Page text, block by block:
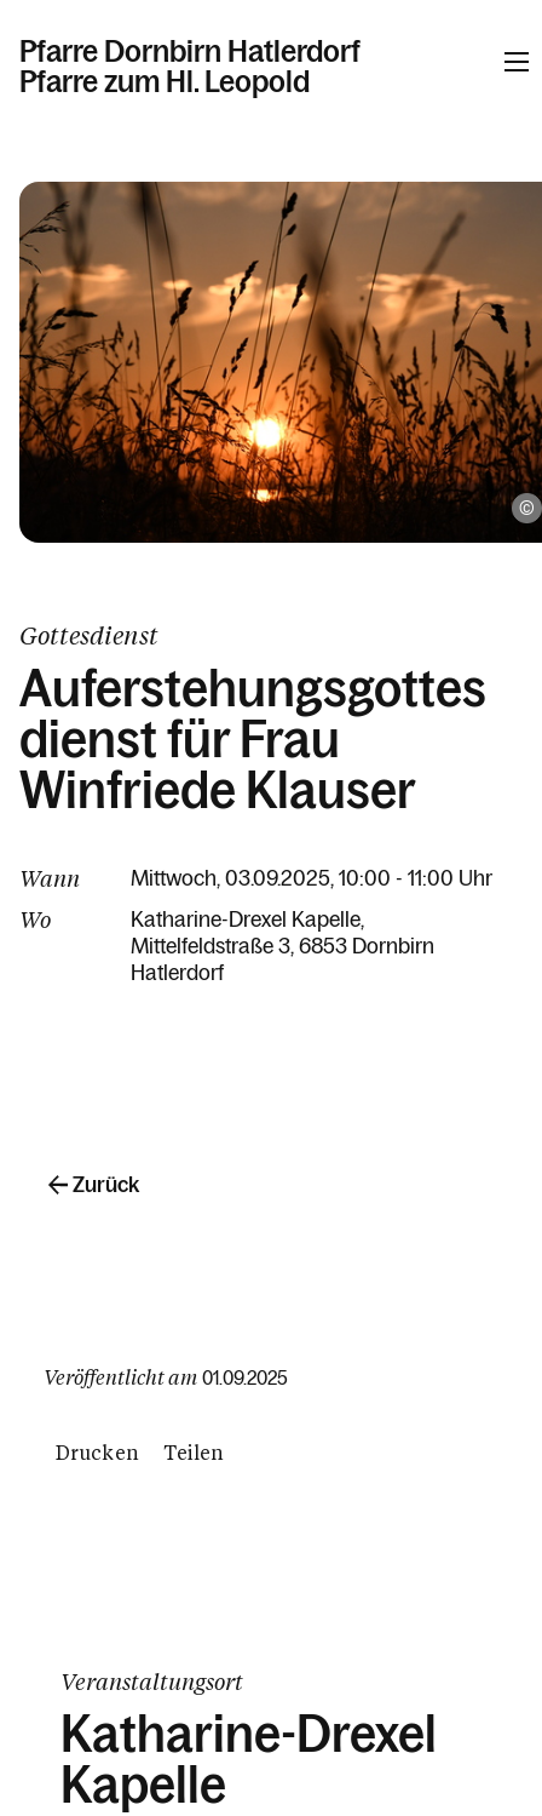
Pfarre Dornbirn Hatlerdorf
Pfarre zum Hl. Leopold
Kalender
Personen
Kontakt
Gottesdienst
Auferstehungsgottes
dienst für Frau
Winfriede Klauser
Wann Mittwoch, 03.09.2025, 10:00 - 11:00 Uhr
Wo
Katharine-Drexel Kapelle
Mittelfeldstraße 3 6853 Dornbirn
Hatlerdorf
Veröffentlicht am 01.09.2025
Drucken Teilen
Zurück
Veranstaltungsort
Katharine-Drexel
Kapelle